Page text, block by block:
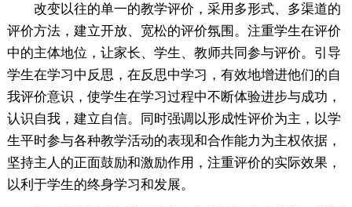
改变以往的单一的教学评价，采用多形式、多渠道的
评价方法，建立开放、宽松的评价氛围。注重学生在评价
中的主体地位，让家长、学生、教师共同参与评价。引导
学生在学习中反思，在反思中学习，有效地增进他们的自
我评价意识，使学生在学习过程中不断体验进步与成功，
认识自我，建立自信。同时强调以形成性评价为主，以学
生平时参与各种教学活动的表现和合作能力为主权依据，
坚持主人的正面鼓励和激励作用，注重评价的实际效果，
以利于学生的终身学习和发展。